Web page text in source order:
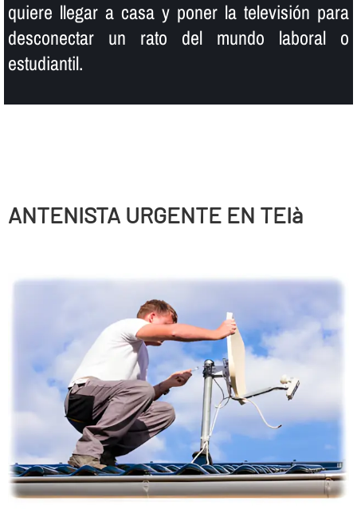
quiere llegar a casa y poner la televisión para
desconectar un rato del mundo laboral o
estudiantil.
ANTENISTA URGENTE EN TEIà